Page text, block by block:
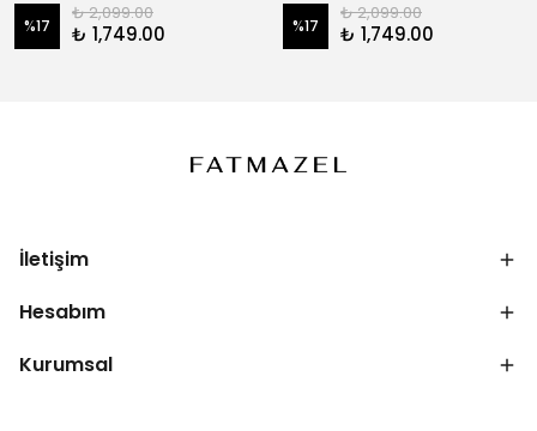
%17
₺ 2,099.00
₺ 1,749.00 %17
₺ 2,099.00
₺ 1,749.00
İletişim
Hesabım
Kurumsal